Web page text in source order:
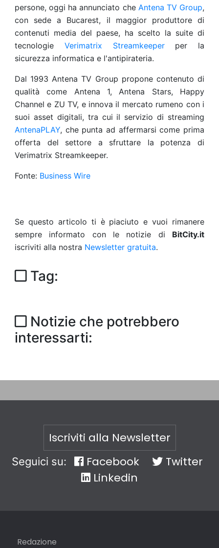
persone, oggi ha annunciato che Antena TV Group,
con sede a Bucarest, il maggior produttore di
contenuti media del paese, ha scelto la suite di
tecnologie Verimatrix Streamkeeperper la
sicurezza informatica e l'antipirateria.
Dal 1993 Antena TV Group propone contenuto di
qualità come Antena 1, Antena Stars, Happy
Channel e ZU TV, e innova il mercato rumeno con i
suoi asset digitali, tra cui il servizio di streaming
AntenaPLAY, che punta ad affermarsi come prima
offerta del settore a sfruttare la potenza di
Verimatrix Streamkeeper.
Fonte: Business Wire
Se questo articolo ti è piaciuto e vuoi rimanere
sempre informato con le notizie di BitCity.it
iscriviti alla nostra Newsletter gratuita.
Tag:
Notizie che potrebbero
interessarti:
Iscriviti alla Newsletter
Seguici su: Facebook
Twitter
Linkedin
Redazione